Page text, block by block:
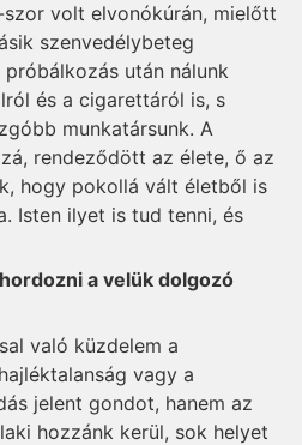
volt elvonókúrán, mielőtt
szenvedélybeteg
után nálunk
és a cigarettáról is, s
munkatársunk. A
rendeződött az élete, ő az
hogy pokollá vált életből is
Isten ilyet is tud tenni, és
a velük dolgozó
való küzdelem a
vagy a
jelent gondot, hanem az
hozzánk kerül, sok helyet